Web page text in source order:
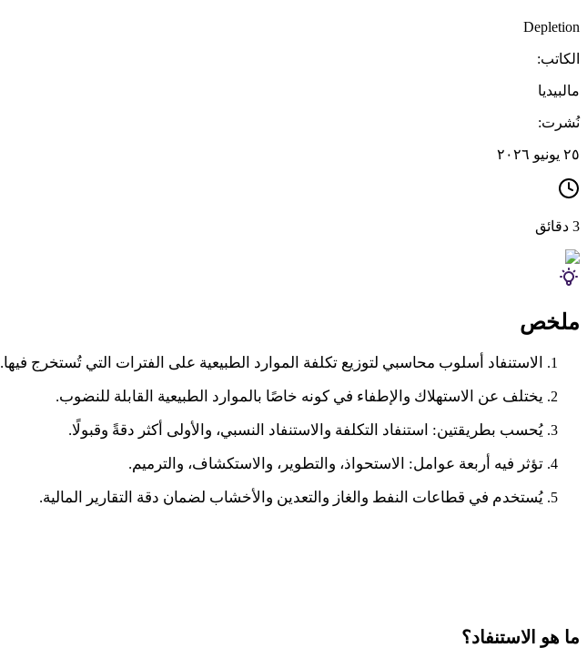
Depletion
الكاتب:
مالبيديا
نُشرت:
٢٥ يونيو ٢٠٢٦
3 دقائق
ملخص
الاستنفاد أسلوب محاسبي لتوزيع تكلفة الموارد الطبيعية على الفترات التي تُستخرج فيها.
يختلف عن الاستهلاك والإطفاء في كونه خاصًا بالموارد الطبيعية القابلة للنضوب.
يُحسب بطريقتين: استنفاد التكلفة والاستنفاد النسبي، والأولى أكثر دقةً وقبولًا.
تؤثر فيه أربعة عوامل: الاستحواذ، والتطوير، والاستكشاف، والترميم.
يُستخدم في قطاعات النفط والغاز والتعدين والأخشاب لضمان دقة التقارير المالية.
ما هو الاستنفاد؟